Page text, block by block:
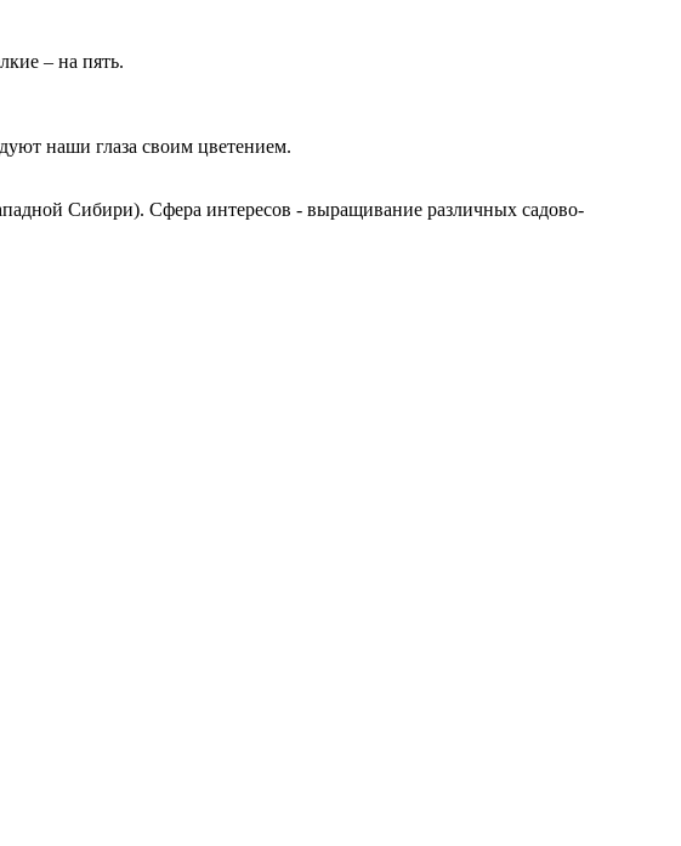
– на пять.
наши глаза своим цветением.
Сибири). Сфера интересов - выращивание различных садово-